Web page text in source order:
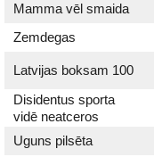
Mamma vēl smaida
Zemdegas
Latvijas boksam 100
Disidentus sporta
vidē neatceros
Uguns pilsēta